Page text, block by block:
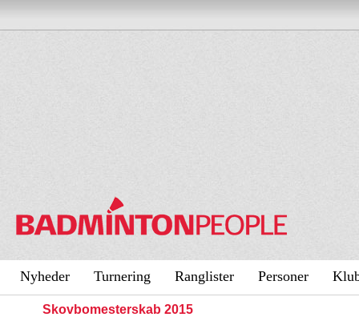
Nyheder Turnering Ranglister Personer
Skovbomesterskab 2015